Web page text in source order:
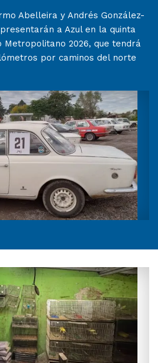
Abelleira y Andrés González-
a Azul en la quinta
Metropolitano 2026, que tendrá
por caminos del norte